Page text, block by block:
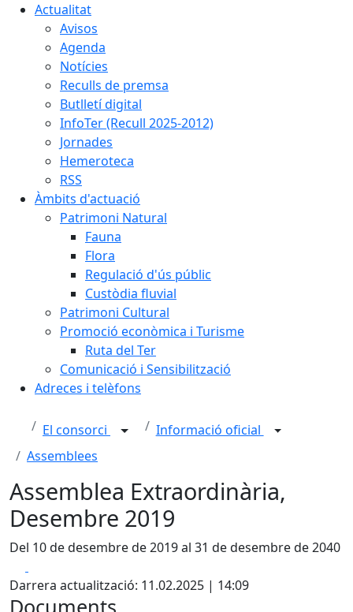
Actualitat
Avisos
Agenda
Notícies
Reculls de premsa
Butlletí digital
InfoTer (Recull 2025-2012)
Jornades
Hemeroteca
RSS
Àmbits d'actuació
Patrimoni Natural
Fauna
Flora
Regulació d'ús públic
Custòdia fluvial
Patrimoni Cultural
Promoció econòmica i Turisme
Ruta del Ter
Comunicació i Sensibilització
Adreces i telèfons
El consorci
Informació oficial
Assemblees
Assemblea Extraordinària,
Desembre 2019
Del 10 de desembre de 2019 al 31 de desembre de 2040
Darrera actualització: 11.02.2025 | 14:09
Documents